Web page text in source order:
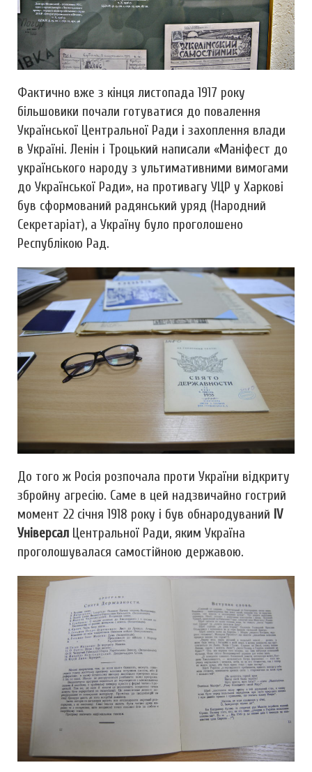
Фактично вже з кінця листопада 1917 року
більшовики почали готуватися до повалення
Української Центральної Ради і захоплення влади
в Україні. Ленін і Троцький написали «Маніфест до
українського народу з ультимативними вимогами
до Української Ради», на противагу УЦР у Харкові
був сформований радянський уряд (Народний
Секретаріат), а Україну було проголошено
Республікою Рад.
До того ж Росія розпочала проти України відкриту
збройну агресію. Саме в цей надзвичайно гострий
момент 22 січня 1918 року і був обнародуваний ІV
Універсал Центральної Ради, яким Україна
проголошувалася самостійною державою.